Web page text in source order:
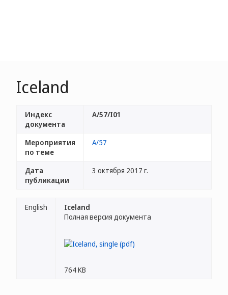
Iceland
Индекс
документа
A/57/I01
Мероприятия
по теме
A/57
Дата
публикации
3 октября 2017 г.
English
Iceland
Полная версия документа
764 KB